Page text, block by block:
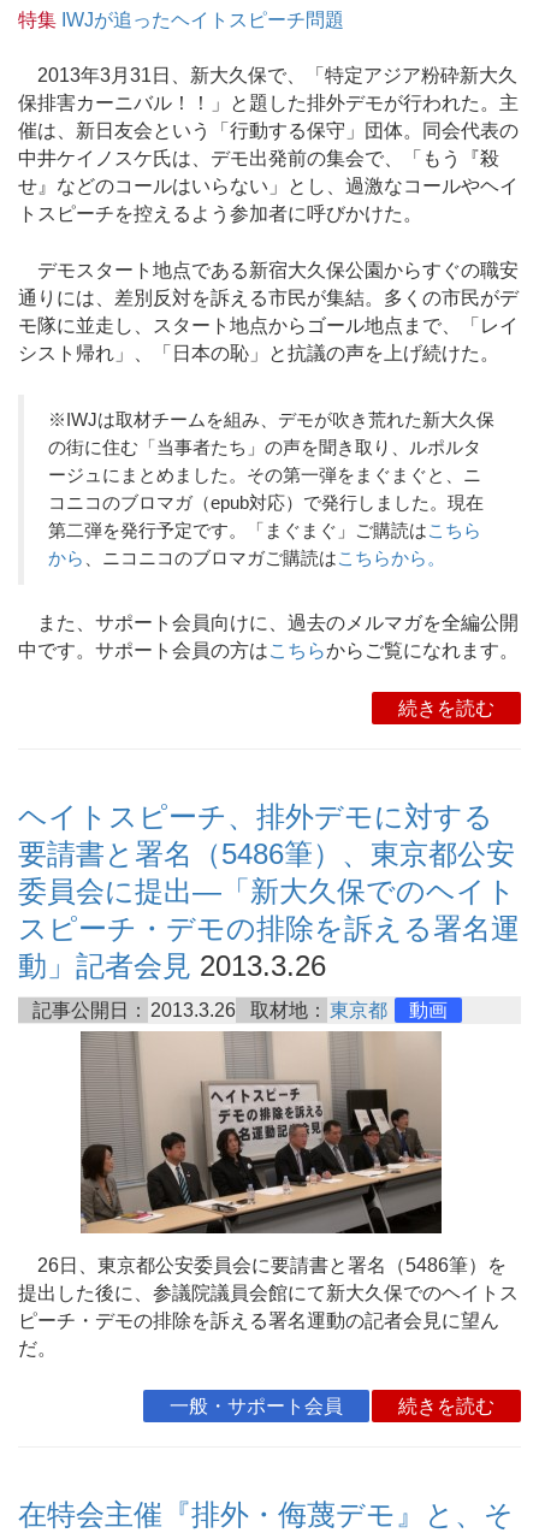
特集 IWJが追ったヘイトスピーチ問題
2013年3月31日、新大久保で、「特定アジア粉砕新大久
保排害カーニバル！！」と題した排外デモが行われた。主
催は、新日友会という「行動する保守」団体。同会代表の
中井ケイノスケ氏は、デモ出発前の集会で、「もう『殺
せ』などのコールはいらない」とし、過激なコールやヘイ
トスピーチを控えるよう参加者に呼びかけた。
デモスタート地点である新宿大久保公園からすぐの職安
通りには、差別反対を訴える市民が集結。多くの市民がデ
モ隊に並走し、スタート地点からゴール地点まで、「レイ
シスト帰れ」、「日本の恥」と抗議の声を上げ続けた。
※IWJは取材チームを組み、デモが吹き荒れた新大久保
の街に住む「当事者たち」の声を聞き取り、ルポルタ
ージュにまとめました。その第一弾をまぐまぐと、ニ
コニコのブロマガ（epub対応）で発行しました。現在
第二弾を発行予定です。「まぐまぐ」ご購読はこちら
から
、ニコニコのブロマガご購読はこちらから。
また、サポート会員向けに、過去のメルマガを全編公開
中です。サポート会員の方はこちらからご覧になれます。
続きを読む
ヘイトスピーチ、排外デモに対する
要請書と署名（5486筆）、東京都公安
委員会に提出―「新大久保でのヘイト
スピーチ・デモの排除を訴える署名運
動」記者会見 2013.3.26
記事公開日： 2013.3.26 取材地： 東京都 動画
26日、東京都公安委員会に要請書と署名（5486筆）を
提出した後に、参議院議員会館にて新大久保でのヘイトス
ピーチ・デモの排除を訴える署名運動の記者会見に望ん
だ。
一般・サポート会員 続きを読む
在特会主催『排外・侮蔑デモ』と、そ